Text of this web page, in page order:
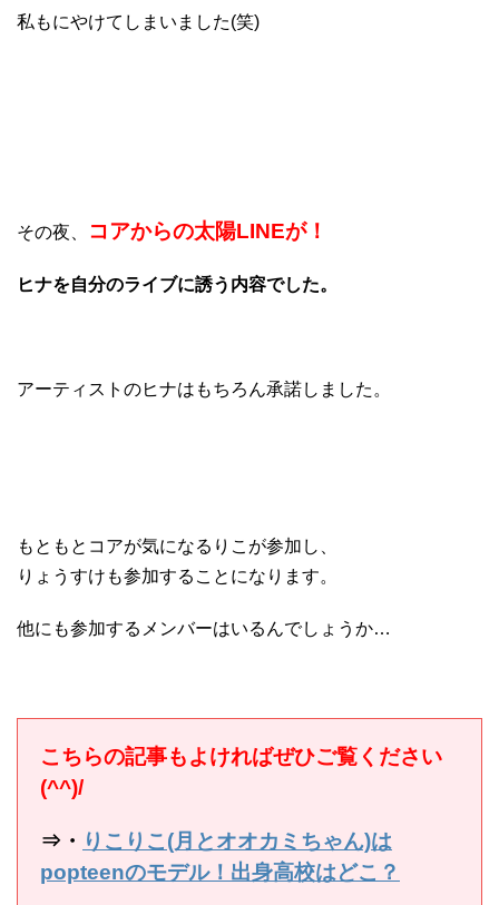
私もにやけてしまいました(笑)
その夜、 コアからの太陽LINEが！
ヒナを自分のライブに誘う内容でした。
アーティストのヒナはもちろん承諾しました。
もともとコアが気になるりこが参加し、
りょうすけも参加することになります。
他にも参加するメンバーはいるんでしょうか…
こちらの記事もよければぜひご覧ください
(^^)/
⇒・ りこりこ(月とオオカミちゃん)は
popteenのモデル！出身高校はどこ？